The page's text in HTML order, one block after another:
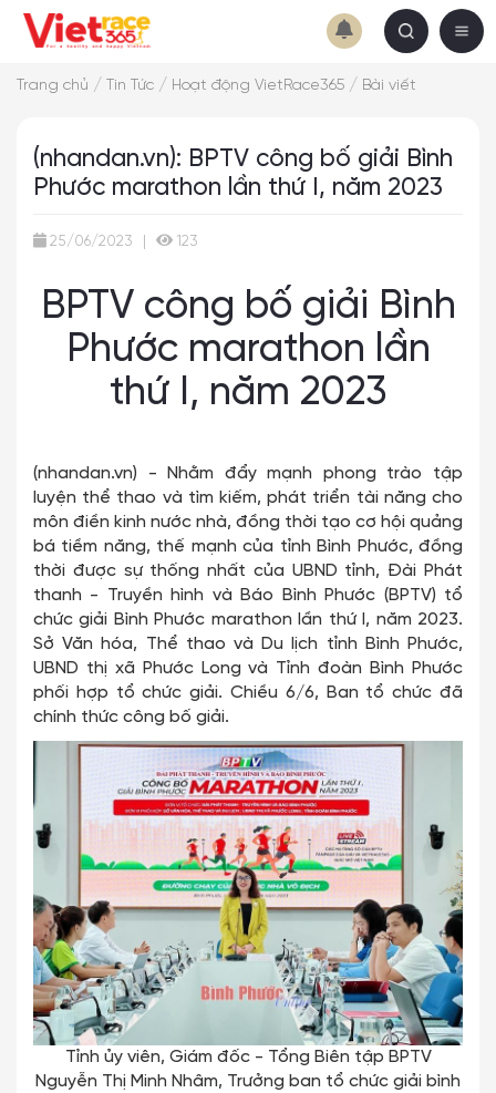
Trang chủ / Tin Tức / Hoạt động VietRace365 / Bài viết
(nhandan.vn): BPTV công bố giải Bình
Phước marathon lần thứ I, năm 2023
25/06/2023 123
BPTV công bố giải Bình
Phước marathon lần
thứ I, năm 2023
(nhandan.vn) - Nhằm đẩy mạnh phong trào tập
luyện thể thao và tìm kiếm, phát triển tài năng cho
môn điền kinh nước nhà, đồng thời tạo cơ hội quảng
bá tiềm năng, thế mạnh của tỉnh Bình Phước, đồng
thời được sự thống nhất của UBND tỉnh, Đài Phát
thanh - Truyền hình và Báo Bình Phước (BPTV) tổ
chức giải Bình Phước marathon lần thứ I, năm 2023.
Sở Văn hóa, Thể thao và Du lịch tỉnh Bình Phước,
UBND thị xã Phước Long và Tỉnh đoàn Bình Phước
phối hợp tổ chức giải. Chiều 6/6, Ban tổ chức đã
chính thức công bố giải.
Tỉnh ủy viên, Giám đốc - Tổng Biên tập BPTV
Nguyễn Thị Minh Nhâm, Trưởng ban tổ chức giải bình